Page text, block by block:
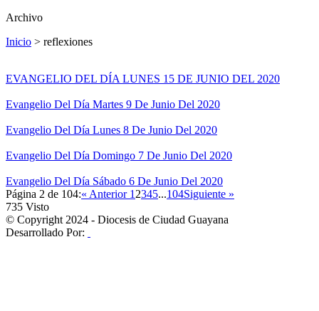
Archivo
Inicio > reflexiones
EVANGELIO DEL DÍA LUNES 15 DE JUNIO DEL 2020
Evangelio Del Día Martes 9 De Junio Del 2020
Evangelio Del Día Lunes 8 De Junio Del 2020
Evangelio Del Día Domingo 7 De Junio Del 2020
Evangelio Del Día Sábado 6 De Junio Del 2020
Página 2 de 104:« Anterior 1 2345...104Siguiente »
735 Visto
© Copyright 2024 - Diocesis de Ciudad Guayana
Desarrollado Por: